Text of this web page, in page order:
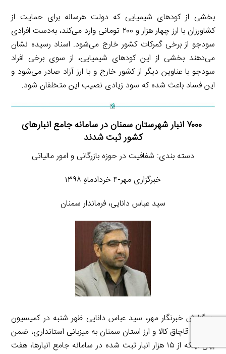
بخشی از کودهای شیمیایی که دولت هرساله برای حمایت از
کشاورزان با ارز چهار هزار و ۲۰۰ تومانی وارد می‌کند، به‌دست افرادی
سودجو از برخی گمرکات کشور خارج می‌شود. اسناد رسیده نشان
می‌دهند بخشی از این کودهای شیمیایی، از سوی برخی افراد
سودجو با عناوین دیگر از کشور خارج و با ارز آزاد صادر می‌شود و
این فساد باعث شده که سود زیادی نصیب این متخلفان شود.
۷۰۰۰ انبار شهرستان سمنان در سامانه جامع انبارهای
کشور ثبت شدند
دسته بندی: شفافیت در حوزه بازرگانی و امور مالیاتی
خبرگزاری مهر-۴ خردادماهِ ۱۳۹۸
سید عباس دانایی، فرماندار سمنان
به گزارش خبرنگار مهر، سید عباس دانایی ظهر شنبه در کمیسیون
مبارزه با قاچاق کالا و ارز استان سمنان به میزبانی استانداری، ضمن
بیان اینکه از ۱۵ هزار انبار ثبت شده در سامانه جامع انبارها، هفت